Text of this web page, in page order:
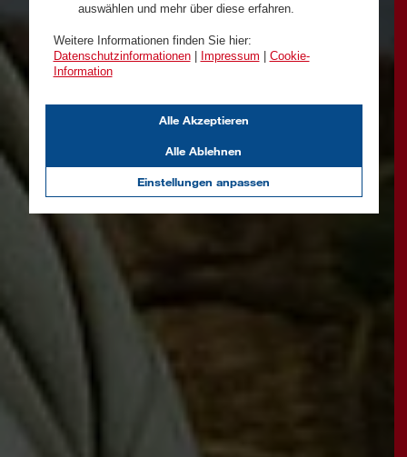
auswählen und mehr über diese erfahren.
Weitere Informationen finden Sie hier:
Datenschutzinformationen| Impressum
Cookie-
Information
Einstellungen anpassen
Alle Ablehnen
Alle Akzeptieren